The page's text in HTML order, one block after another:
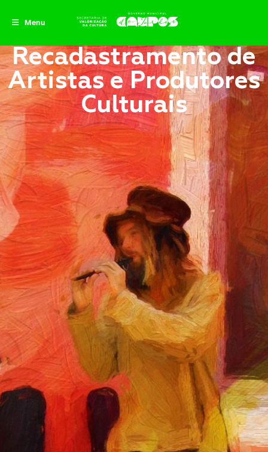
Menu
Recadastramento de
Artistas e Produtores
Culturais